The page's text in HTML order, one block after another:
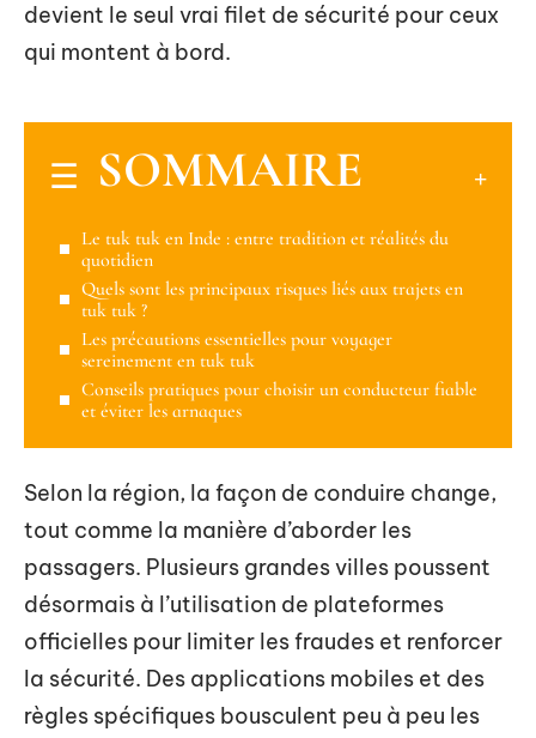
devient le seul vrai filet de sécurité pour ceux
qui montent à bord.
SOMMAIRE
Le tuk tuk en Inde : entre tradition et réalités du
quotidien
Quels sont les principaux risques liés aux trajets en
tuk tuk ?
Les précautions essentielles pour voyager
sereinement en tuk tuk
Conseils pratiques pour choisir un conducteur fiable
et éviter les arnaques
Selon la région, la façon de conduire change,
tout comme la manière d’aborder les
passagers. Plusieurs grandes villes poussent
désormais à l’utilisation de plateformes
officielles pour limiter les fraudes et renforcer
la sécurité. Des applications mobiles et des
règles spécifiques bousculent peu à peu les